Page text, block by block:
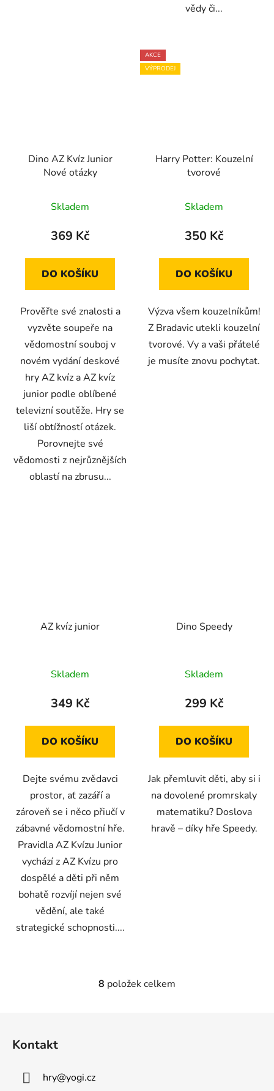
vědy či...
Dino AZ Kvíz Junior
Nové otázky
Skladem
369 Kč
DO KOŠÍKU
Prověřte své znalosti a
vyzvěte soupeře na
vědomostní souboj v
novém vydání deskové
hry AZ kvíz a AZ kvíz
junior podle oblíbené
televizní soutěže. Hry se
liší obtížností otázek.
Porovnejte své
vědomosti z nejrůznějších
oblastí na zbrusu...
AKCE
VÝPRODEJ
Harry Potter: Kouzelní
tvorové
Skladem
350 Kč
DO KOŠÍKU
Výzva všem kouzelníkům!
Z Bradavic utekli kouzelní
tvorové. Vy a vaši přátelé
je musíte znovu pochytat.
AZ kvíz junior
Skladem
349 Kč
DO KOŠÍKU
Dejte svému zvědavci
prostor, ať zazáří a
zároveň se i něco přiučí v
zábavné vědomostní hře.
Pravidla AZ Kvízu Junior
vychází z AZ Kvízu pro
dospělé a děti při něm
bohatě rozvíjí nejen své
vědění, ale také
strategické schopnosti....
Dino Speedy
Skladem
299 Kč
DO KOŠÍKU
Jak přemluvit děti, aby si i
na dovolené promrskaly
matematiku? Doslova
hravě – díky hře Speedy.
O
8 položek celkem
Kontakt
hry@yogi.cz